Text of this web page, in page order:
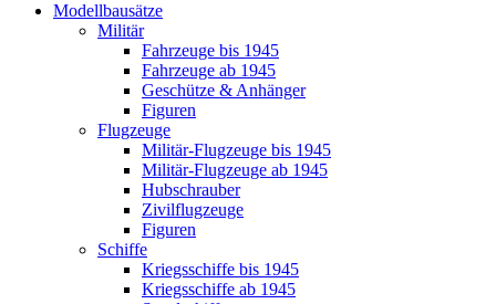
Modellbausätze
Militär
Fahrzeuge bis 1945
Fahrzeuge ab 1945
Geschütze & Anhänger
Figuren
Flugzeuge
Militär-Flugzeuge bis 1945
Militär-Flugzeuge ab 1945
Hubschrauber
Zivilflugzeuge
Figuren
Schiffe
Kriegsschiffe bis 1945
Kriegsschiffe ab 1945